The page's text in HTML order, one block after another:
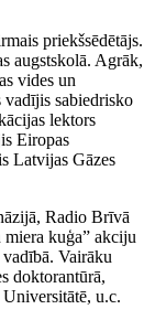
priekšsēdētājs.
augstskolā. Agrāk,
vides un
sabiedrisko
lektors
Eiropas
Latvijas Gāzes
Radio Brīvā
kuģa” akciju
Vairāku
doktorantūrā,
u.c.